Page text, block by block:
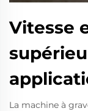
Vitesse
La machine à